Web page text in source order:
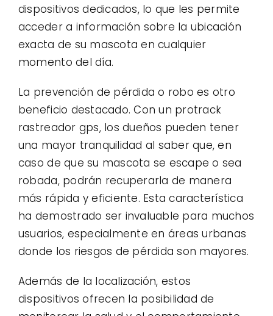
dispositivos dedicados, lo que les permite
acceder a información sobre la ubicación
exacta de su mascota en cualquier
momento del día.
La prevención de pérdida o robo es otro
beneficio destacado. Con un protrack
rastreador gps, los dueños pueden tener
una mayor tranquilidad al saber que, en
caso de que su mascota se escape o sea
robada, podrán recuperarla de manera
más rápida y eficiente. Esta característica
ha demostrado ser invaluable para muchos
usuarios, especialmente en áreas urbanas
donde los riesgos de pérdida son mayores.
Además de la localización, estos
dispositivos ofrecen la posibilidad de